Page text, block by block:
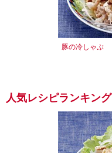
豚の冷しゃぶ
人気レシピランキング